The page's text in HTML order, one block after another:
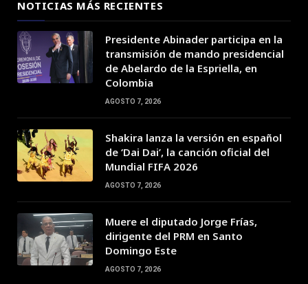
NOTICIAS MÁS RECIENTES
Presidente Abinader participa en la
transmisión de mando presidencial
de Abelardo de la Espriella, en
Colombia
AGOSTO 7, 2026
Shakira lanza la versión en español
de ‘Dai Dai’, la canción oficial del
Mundial FIFA 2026
AGOSTO 7, 2026
Muere el diputado Jorge Frías,
dirigente del PRM en Santo
Domingo Este
AGOSTO 7, 2026